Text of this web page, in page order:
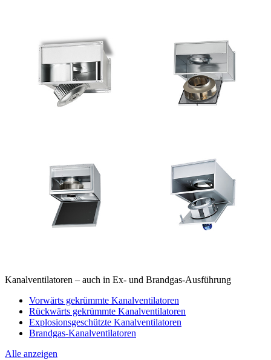
Kanalventilatoren – auch in Ex- und Brandgas-Ausführung
Vorwärts gekrümmte Kanalventilatoren
Rückwärts gekrümmte Kanalventilatoren
Explosionsgeschützte Kanalventilatoren
Brandgas-Kanalventilatoren
Alle anzeigen